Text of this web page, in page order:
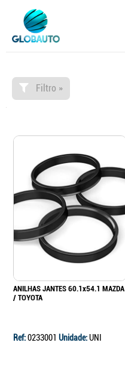
Filtro »
ANILHAS JANTES 60.1x54.1 MAZDA
/ TOYOTA
Ref:0233001 Unidade:UNI